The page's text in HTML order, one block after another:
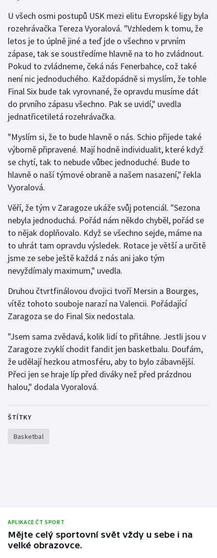
U všech osmi postupů USK mezi elitu Evropské ligy byla
rozehrávačka Tereza Vyoralová. "Vzhledem k tomu, že
letos je to úplně jiné a teď jde o všechno v prvním
zápase, tak se soustředíme hlavně na to ho zvládnout.
Pokud to zvládneme, čeká nás Fenerbahce, což také
není nic jednoduchého. Každopádně si myslím, že tohle
Final Six bude tak vyrovnané, že opravdu musíme dát
do prvního zápasu všechno. Pak se uvidí," uvedla
jednatřicetiletá rozehrávačka.
"Myslím si, že to bude hlavně o nás. Schio přijede také
výborně připravené. Mají hodně individualit, které když
se chytí, tak to nebude vůbec jednoduché. Bude to
hlavně o naší týmové obraně a našem nasazení," řekla
Vyoralová.
Věří, že tým v Zaragoze ukáže svůj potenciál. "Sezona
nebyla jednoduchá. Pořád nám někdo chyběl, pořád se
to nějak doplňovalo. Když se všechno sejde, máme na
to uhrát tam opravdu výsledek. Rotace je větší a určitě
jsme ze sebe ještě každá z nás ani jako tým
nevyždímaly maximum," uvedla.
Druhou čtvrtfinálovou dvojici tvoří Mersin a Bourges,
vítěz tohoto souboje narazí na Valencii. Pořádající
Zaragoza se do Final Six nedostala.
"Jsem sama zvědavá, kolik lidí to přitáhne. Jestli jsou v
Zaragoze zvyklí chodit fandit jen basketbalu. Doufám,
že udělají hezkou atmosféru, aby to bylo zábavnější.
Přeci jen se hraje líp před diváky než před prázdnou
halou," dodala Vyoralová.
ŠTÍTKY
Basketbal
APLIKACE ČT SPORT
Mějte celý sportovní svět vždy u sebe i na
velké obrazovce.